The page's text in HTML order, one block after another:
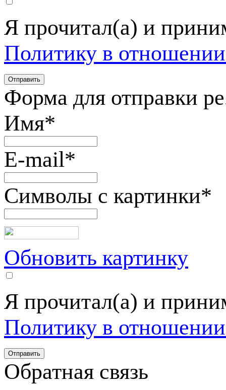
Я прочитал(а) и
Политику в
Форма для отправки
Имя*
E-mail*
Символы с картинки*
Обновить картинку
Я прочитал(а) и
Политику в
Обратная связь